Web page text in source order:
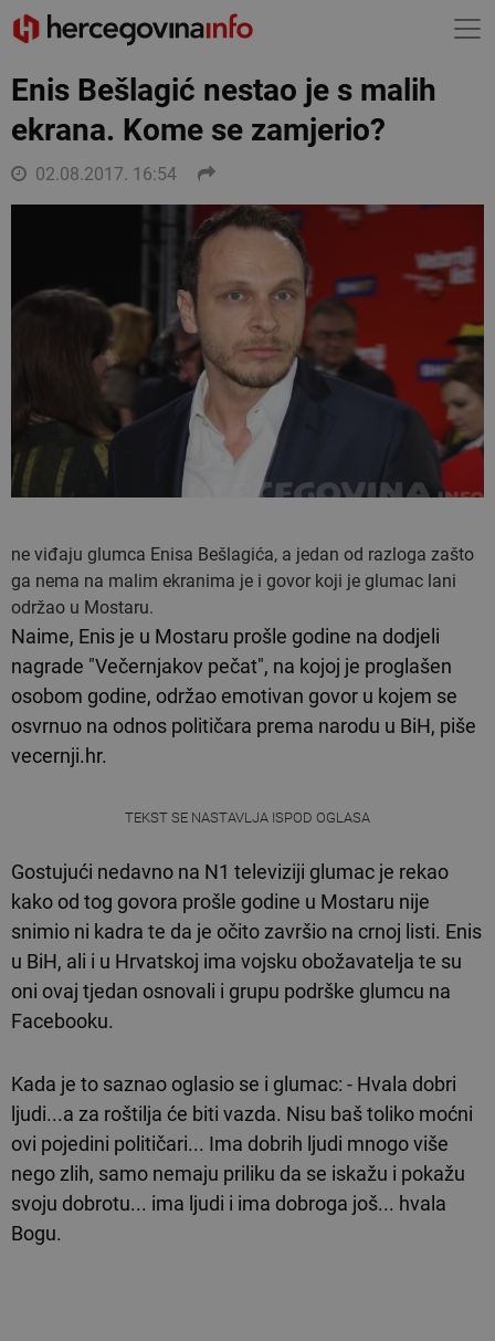
Enis Bešlagić nestao je s malih
ekrana. Kome se zamjerio?
02.08.2017. 16:54
ne viđaju glumca Enisa Bešlagića, a jedan od razloga zašto
ga nema na malim ekranima je i govor koji je glumac lani
održao u Mostaru.
Naime, Enis je u Mostaru prošle godine na dodjeli
nagrade "Večernjakov pečat", na kojoj je proglašen
osobom godine, održao emotivan govor u kojem se
osvrnuo na odnos političara prema narodu u BiH, piše
vecernji.hr.
TEKST SE NASTAVLJA ISPOD OGLASA
Gostujući nedavno na N1 televiziji glumac je rekao
kako od tog govora prošle godine u Mostaru nije
snimio ni kadra te da je očito završio na crnoj listi. Enis
u BiH, ali i u Hrvatskoj ima vojsku obožavatelja te su
oni ovaj tjedan osnovali i grupu podrške glumcu na
Facebooku.
Kada je to saznao oglasio se i glumac: - Hvala dobri
ljudi...a za roštilja će biti vazda. Nisu baš toliko moćni
ovi pojedini političari... Ima dobrih ljudi mnogo više
nego zlih, samo nemaju priliku da se iskažu i pokažu
svoju dobrotu... ima ljudi i ima dobroga još... hvala
Bogu.